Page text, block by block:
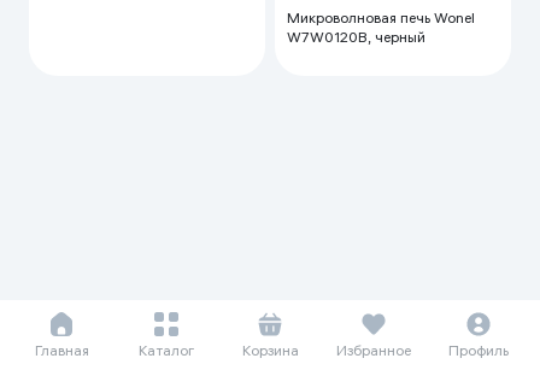
Микроволновая печь Wonel
W7W0120B, черный
Главная Каталог Корзина Избранное Профиль